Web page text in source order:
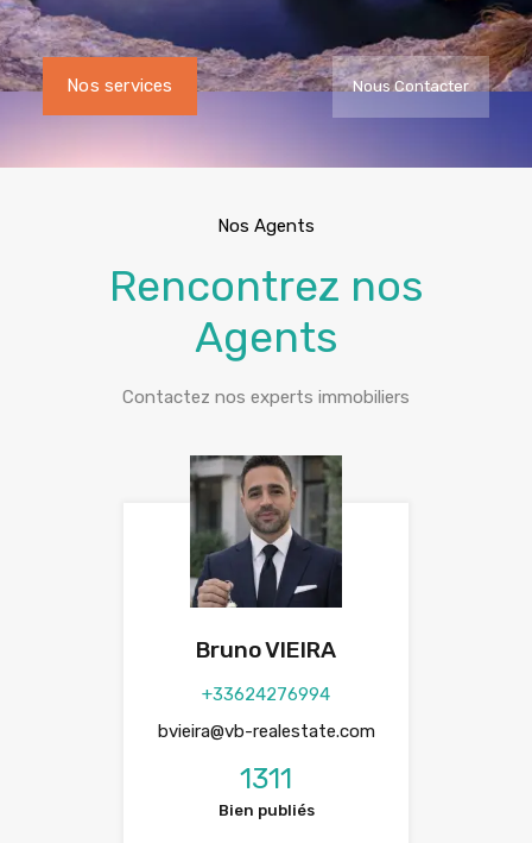
Nos services Nous Contacter
Nos Agents
Rencontrez nos
Agents
Contactez nos experts immobiliers
Bruno VIEIRA
+33624276994
bvieira@vb-realestate.com
1311
Bien publiés